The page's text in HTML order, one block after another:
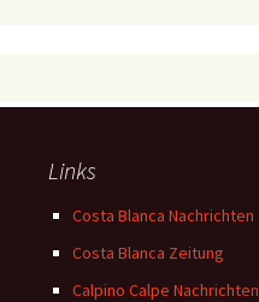
Links
Costa Blanca Nachrichten
Costa Blanca Zeitung
Calpino Calpe Nachrichten